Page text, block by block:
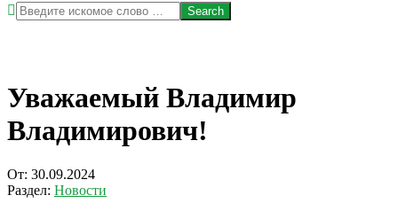
Search
Уважаемый Владимир
Владимирович!
От: 30.09.2024
Раздел: Новости